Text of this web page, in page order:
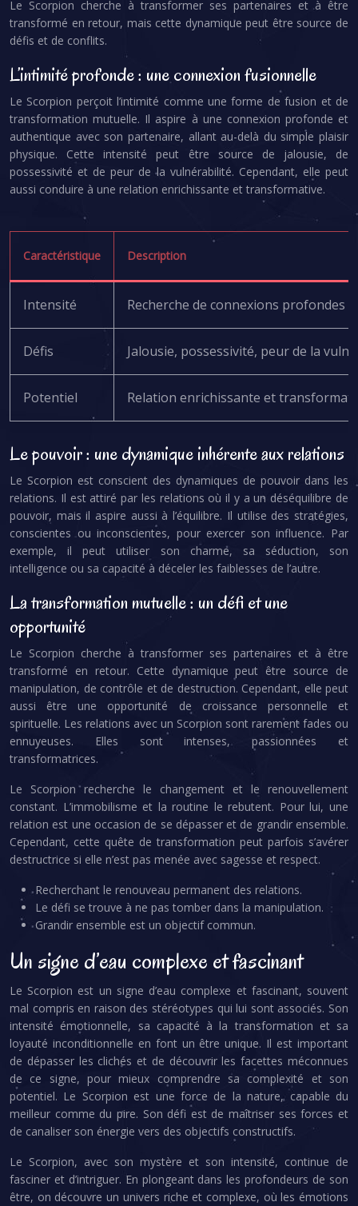
Le Scorpion cherche à transformer ses partenaires et à être
transformé en retour, mais cette dynamique peut être source de
défis et de conflits.
L’intimité profonde : une connexion fusionnelle
Le Scorpion perçoit l’intimité comme une forme de fusion et de
transformation mutuelle. Il aspire à une connexion profonde et
authentique avec son partenaire, allant au-delà du simple plaisir
physique. Cette intensité peut être source de jalousie, de
possessivité et de peur de la vulnérabilité. Cependant, elle peut
aussi conduire à une relation enrichissante et transformative.
Caractéristique Description
Intensité Recherche de connexions profondes
Défis Jalousie, possessivité, peur de la
Potentiel Relation enrichissante et
Le pouvoir : une dynamique inhérente aux relations
Le Scorpion est conscient des dynamiques de pouvoir dans les
relations. Il est attiré par les relations où il y a un déséquilibre de
pouvoir, mais il aspire aussi à l’équilibre. Il utilise des stratégies,
conscientes ou inconscientes, pour exercer son influence. Par
exemple, il peut utiliser son charme, sa séduction, son
intelligence ou sa capacité à déceler les faiblesses de l’autre.
La transformation mutuelle : un défi et une
opportunité
Le Scorpion cherche à transformer ses partenaires et à être
transformé en retour. Cette dynamique peut être source de
manipulation, de contrôle et de destruction. Cependant, elle peut
aussi être une opportunité de croissance personnelle et
spirituelle. Les relations avec un Scorpion sont rarement fades ou
ennuyeuses. Elles sont intenses, passionnées et
transformatrices.
Le Scorpion recherche le changement et le renouvellement
constant. L’immobilisme et la routine le rebutent. Pour lui, une
relation est une occasion de se dépasser et de grandir ensemble.
Cependant, cette quête de transformation peut parfois s’avérer
destructrice si elle n’est pas menée avec sagesse et respect.
Recherchant le renouveau permanent des relations.
Le défi se trouve à ne pas tomber dans la manipulation.
Grandir ensemble est un objectif commun.
Un signe d’eau complexe et fascinant
Le Scorpion est un signe d’eau complexe et fascinant, souvent
mal compris en raison des stéréotypes qui lui sont associés. Son
intensité émotionnelle, sa capacité à la transformation et sa
loyauté inconditionnelle en font un être unique. Il est important
de dépasser les clichés et de découvrir les facettes méconnues
de ce signe, pour mieux comprendre sa complexité et son
potentiel. Le Scorpion est une force de la nature, capable du
meilleur comme du pire. Son défi est de maîtriser ses forces et
de canaliser son énergie vers des objectifs constructifs.
Le Scorpion, avec son mystère et son intensité, continue de
fasciner et d’intriguer. En plongeant dans les profondeurs de son
être, on découvre un univers riche et complexe, où les émotions